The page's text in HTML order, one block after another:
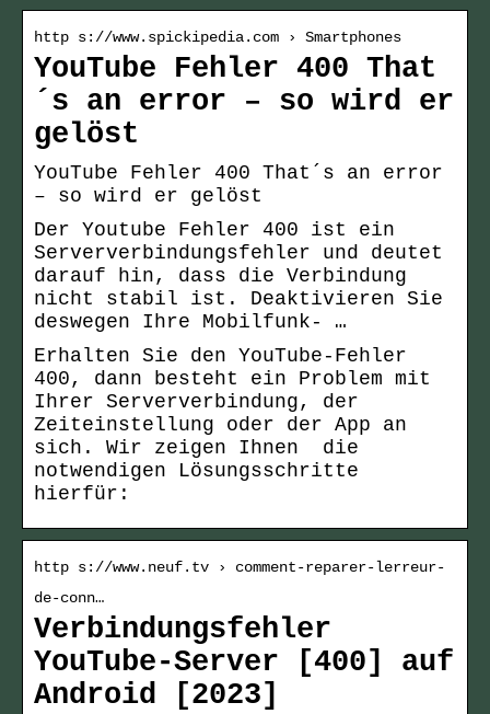
http s://www.spickipedia.com › Smartphones
YouTube Fehler 400 That
´s an error – so wird er
gelöst
YouTube Fehler 400 That´s an error
– so wird er gelöst
Der Youtube Fehler 400 ist ein
Serververbindungsfehler und deutet
darauf hin, dass die Verbindung
nicht stabil ist. Deaktivieren Sie
deswegen Ihre Mobilfunk- …
Erhalten Sie den YouTube-Fehler
400, dann besteht ein Problem mit
Ihrer Serververbindung, der
Zeiteinstellung oder der App an
sich. Wir zeigen Ihnen die
notwendigen Lösungsschritte
hierfür:
http s://www.neuf.tv › comment-reparer-lerreur-
de-conn…
Verbindungsfehler
YouTube-Server [400] auf
Android [2023]